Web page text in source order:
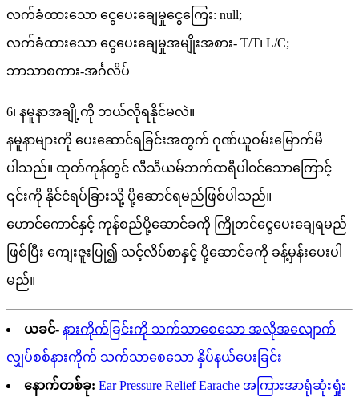
လက်ခံထားသော ငွေပေးချေမှုငွေကြေး: null;
လက်ခံထားသော ငွေပေးချေမှုအမျိုးအစား- T/T၊ L/C;
ဘာသာစကား-အင်္ဂလိပ်
6၊ နမူနာအချို့ကို ဘယ်လိုရနိုင်မလဲ။
နမူနာများကို ပေးဆောင်ရခြင်းအတွက် ဂုဏ်ယူဝမ်းမြောက်မိ
ပါသည်။ ထုတ်ကုန်တွင် လီသီယမ်ဘက်ထရီပါ၀င်သောကြောင့်
၎င်းကို နိုင်ငံရပ်ခြားသို့ ပို့ဆောင်ရမည်ဖြစ်ပါသည်။
ဟောင်ကောင်နှင့် ကုန်စည်ပို့ဆောင်ခကို ကြိုတင်ငွေပေးချေရမည်
ဖြစ်ပြီး ကျေးဇူးပြု၍ သင့်လိပ်စာနှင့် ပို့ဆောင်ခကို ခန့်မှန်းပေးပါ
မည်။
ယခင်- နားကိုက်ခြင်းကို သက်သာစေသော အလိုအလျောက်
လျှပ်စစ်နားကိုက် သက်သာစေသော နှိပ်နယ်ပေးခြင်း
နောက်တစ်ခု: Ear Pressure Relief Earache အကြားအာရုံဆုံးရှုံး